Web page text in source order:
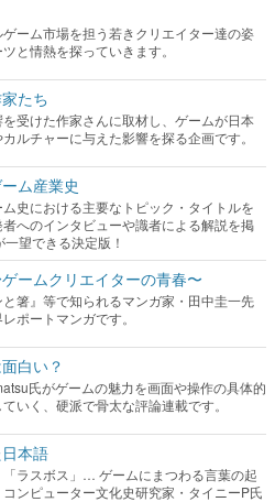
ーム市場を担う若きクリエイター達の姿
と情熱を探っていきます。
たち
受けた作家さんに取材し、ゲームが日本
ルチャーに与えた影響を探る企画です。
ム産業史
史における主要なトピック・タイトルを
へのインタビューや識者による解説を掲
望できる決定版！
ームクリエイターの青春〜
と箸』等で知られるマンガ家・田中圭一先
ポートマンガです。
白い？
氏がゲームの魅力を画面や操作の具体的
いく、硬派で骨太な評論連載です。
本語
「ラスボス」… ゲームにまつわる言葉の起
ンピューター文化史研究家・タイニーP氏